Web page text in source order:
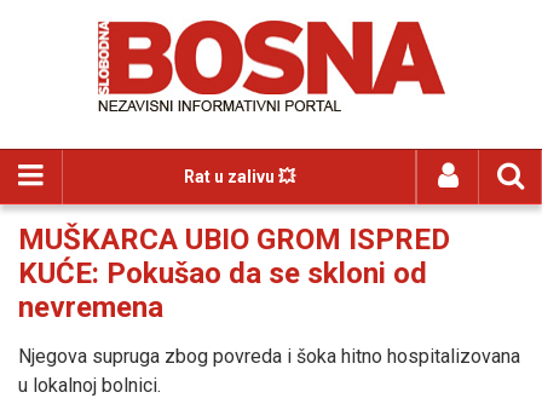
Rat u zalivu 💥
MUŠKARCA UBIO GROM ISPRED
KUĆE: Pokušao da se skloni od
nevremena
Njegova supruga zbog povreda i šoka hitno hospitalizovana
u lokalnoj bolnici.